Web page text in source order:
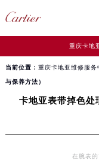
重庆卡地
当前位置： 重庆卡地亚维修服务
与保养方法）
卡地亚表带掉色处
在腕表